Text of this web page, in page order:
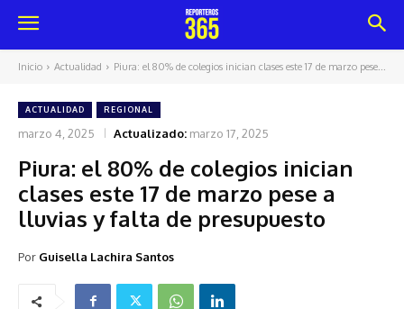
Inicio Actualidad Piura: el 80% de colegios inician clases este 17 de marzo pese...
ACTUALIDAD REGIONAL
marzo 4, 2025 Actualizado: marzo 17, 2025
Piura: el 80% de colegios inician
clases este 17 de marzo pese a
lluvias y falta de presupuesto
Por Guisella Lachira Santos